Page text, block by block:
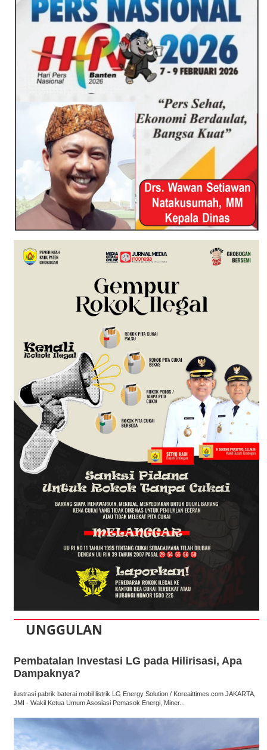
UNGGULAN
Pembatalan Investasi LG pada Hilirisasi, Apa
Dampaknya?
ilustrasi pabrik baterai mobil listrik LG Energy Solution / Koreaittimes.com JAKARTA,
JMI - Wakil Ketua Umum Asosiasi Pemasok Energi, Miner...